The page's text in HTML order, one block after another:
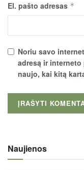
El. pašto adresas *
Noriu savo
adresą ir
naujo, kai kitą
Naujienos